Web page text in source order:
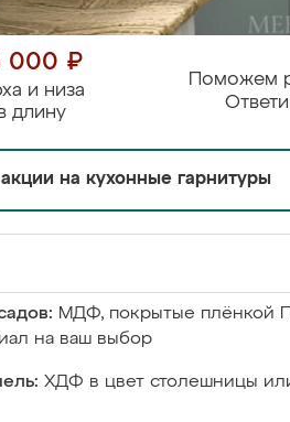
000 ₽
и низа
длину
Поможем
акции на кухонные гарнитуры
МДФ, покрытые плёнкой
на ваш выбор
ХДФ в цвет столешницы